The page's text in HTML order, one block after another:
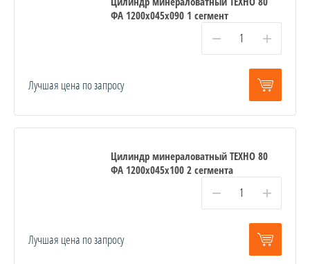
ФА 1200x045x090 1 сегмент
− +
Лучшая цена по запросу
Цилиндр минераловатный ТЕХНО 80
ФА 1200x045x100 2 сегмента
− +
Лучшая цена по запросу